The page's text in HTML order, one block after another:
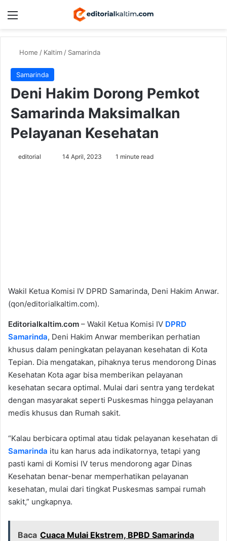
Menu
Home / Kaltim/ Samarinda
Samarinda
Deni Hakim Dorong Pemkot
Samarinda Maksimalkan
Pelayanan Kesehatan
editorial
Send14 April, 2023 1 minute read
Wakil Ketua Komisi IV DPRD Samarinda, Deni Hakim Anwar.
(qon/editorialkaltim.com).
Editorialkaltim.com – Wakil Ketua Komisi IV DPRD
Samarinda, Deni Hakim Anwar memberikan perhatian
khusus dalam peningkatan pelayanan kesehatan di Kota
Tepian. Dia mengatakan, pihaknya terus mendorong Dinas
Kesehatan Kota agar bisa memberikan pelayanan
kesehatan secara optimal. Mulai dari sentra yang terdekat
dengan masyarakat seperti Puskesmas hingga pelayanan
medis khusus dan Rumah sakit.
“Kalau berbicara optimal atau tidak pelayanan kesehatan di
Samarinda itu kan harus ada indikatornya, tetapi yang
pasti kami di Komisi IV terus mendorong agar Dinas
Kesehatan benar-benar memperhatikan pelayanan
kesehatan, mulai dari tingkat Puskesmas sampai rumah
sakit,” ungkapnya.
Baca Cuaca Mulai Ekstrem, BPBD Samarinda